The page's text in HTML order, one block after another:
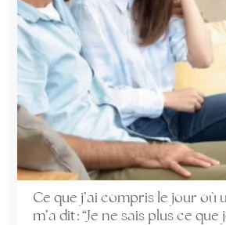
Ce que j’ai compris le jour où
m’a dit : “Je ne sais plus ce que